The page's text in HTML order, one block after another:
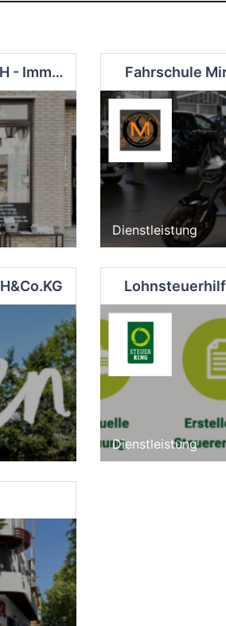
Dieckmann Immobilien GmbH - Immobilienmakler Schwerte Fahrschule
Dienstleistung
Dienstleistung